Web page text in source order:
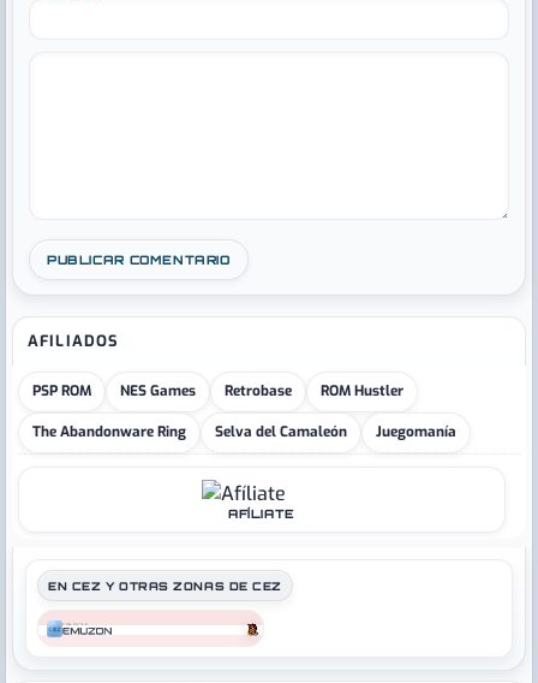
AFILIADOS
PSP ROM NES Games Retrobase ROM Hustler
The Abandonware Ring Selva del Camaleón Juegomanía
AFÍLIATE
EN CEZ Y OTRAS ZONAS DE CEZ
COMPUTER